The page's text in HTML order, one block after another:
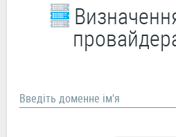
Введіть доменне ім'я